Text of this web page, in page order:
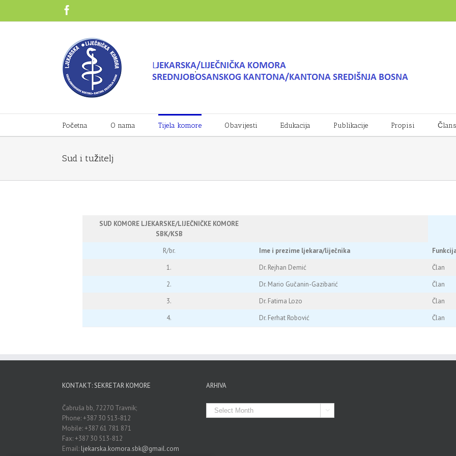
Početna O nama Tijela komore Obavijesti Edukacija Publikacije Propisi
Sud i tužitelj
SUD KOMORE LJEKARSKE/LIJEČNIČKE KOMORE
SBK/KSB
R/br.
Ime i prezime ljekara/liječnika
1.
Dr. Rejhan Demić
Član
2.
Dr. Mario Gučanin-Gazibarić
Član
3.
Dr. Fatima Lozo
Član
4.
Dr. Ferhat Robović Član
KONTAKT: SEKRETAR KOMORE
Čabruša bb, 72270 Travnik;
Phone: +387 30 513-812
Mobile: +387 61 781 871
Fax: +387 30 513-812
Email: ljekarska.komora.sbk@gmail.com
ARHIVA
Arhiva 